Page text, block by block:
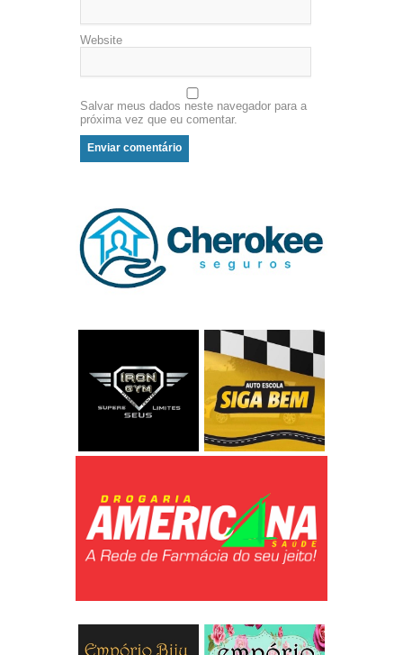
Website
Salvar meus dados neste navegador para a
próxima vez que eu comentar.